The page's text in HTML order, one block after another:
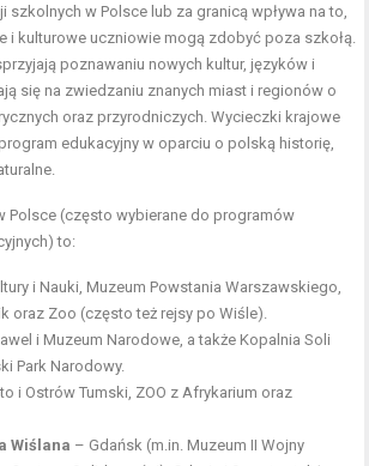
szkolnych w Polsce lub za granicą wpływa na to,
i kulturowe uczniowie mogą zdobyć poza szkołą.
poznawaniu nowych kultur, języków i
się na zwiedzaniu znanych miast i regionów o
oraz przyrodniczych. Wycieczki krajowe
edukacyjny w oparciu o polską historię,
Polsce (często wybierane do programów
to:
i Nauki, Muzeum Powstania Warszawskiego,
oraz Zoo (często też rejsy po Wiśle).
i Muzeum Narodowe, a także Kopalnia Soli
Park Narodowy.
i Ostrów Tumski, ZOO z Afrykarium oraz
Wiślana – Gdańsk (m.in. Muzeum II Wojny